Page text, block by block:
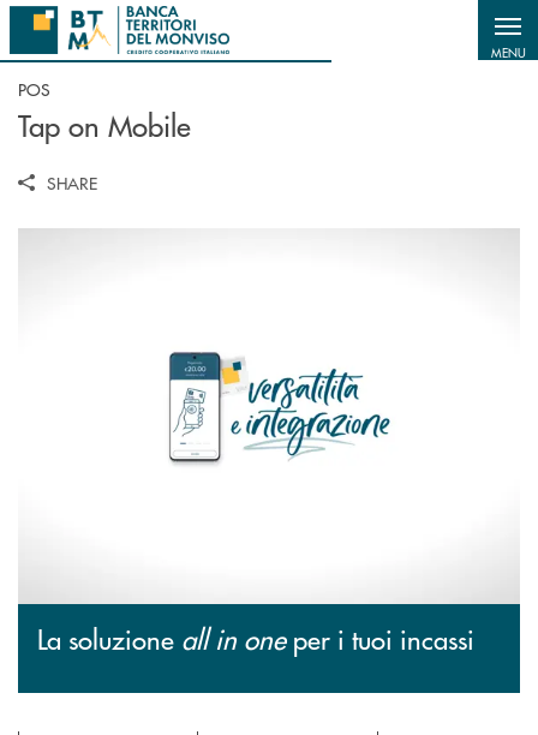
Salta al contenuto principale
MENU
POS
Tap on Mobile
SHARE
La soluzione all in oneper i tuoi incassi